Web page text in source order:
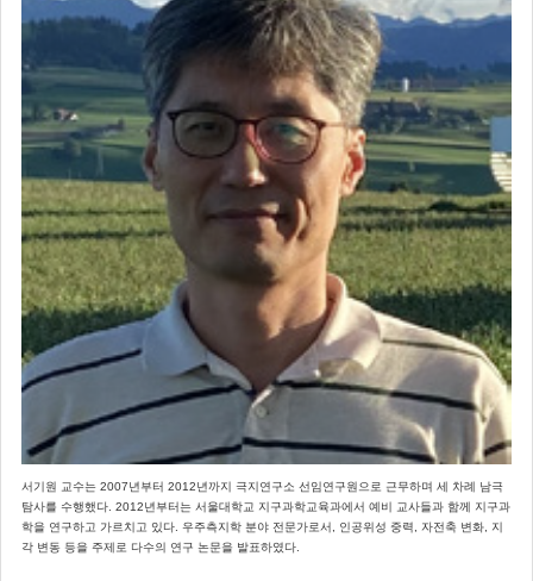
서기원 교수는 2007년부터 2012년까지 극지연구소 선임연구원으로 근무하며 세 차례 남극
탐사를 수행했다. 2012년부터는 서울대학교 지구과학교육과에서 예비 교사들과 함께 지구과
학을 연구하고 가르치고 있다. 우주측지학 분야 전문가로서, 인공위성 중력, 자전축 변화, 지
각 변동 등을 주제로 다수의 연구 논문을 발표하였다.